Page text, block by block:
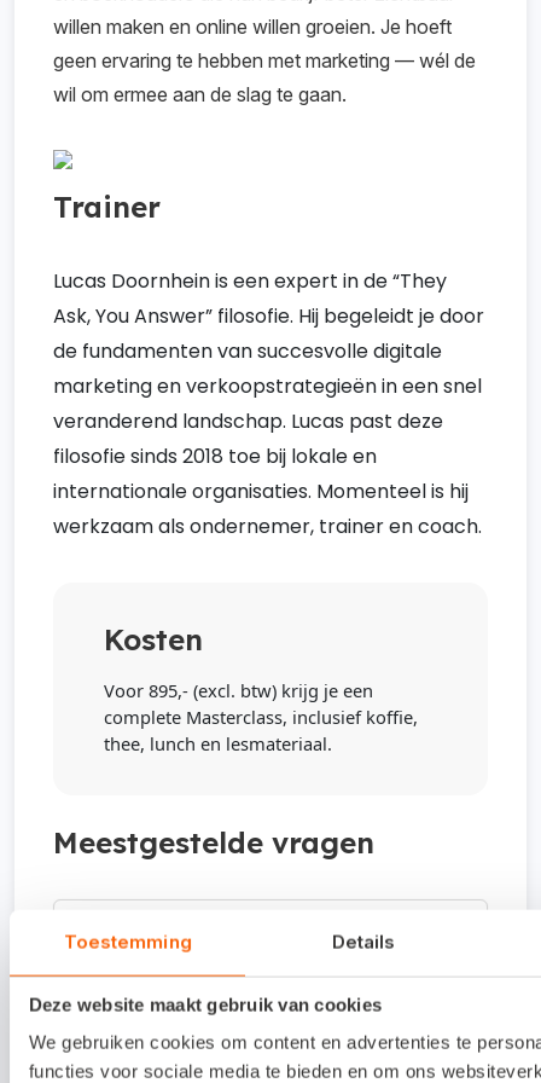
Toestemming Details
Deze website maakt gebruik van cookies
We gebruiken cookies om content en advertenties te
functies voor sociale media te bieden en om ons
willen maken en online willen groeien. Je hoeft
geen ervaring te hebben met marketing — wél de
wil om ermee aan de slag te gaan.
Trainer
Lucas Doornhein is een expert in de “They
Ask, You Answer” filosofie. Hij begeleidt je door
de fundamenten van succesvolle digitale
marketing en verkoopstrategieën in een snel
veranderend landschap. Lucas past deze
filosofie sinds 2018 toe bij lokale en
internationale organisaties. Momenteel is hij
werkzaam als ondernemer, trainer en coach.
Kosten
Voor 895,- (excl. btw) krijg je een
complete Masterclass, inclusief koffie,
thee, lunch en lesmateriaal.
Meestgestelde vragen
Kan ik samen met een collega deelnemen?
Zeker! Maar iedere deelnemer dient zich
individueel aan te melden. Zo kunnen we
voor iedereen een persoonlijke plek
Annuleren of verhinderd?
Voor deze training maken we vooraf kosten